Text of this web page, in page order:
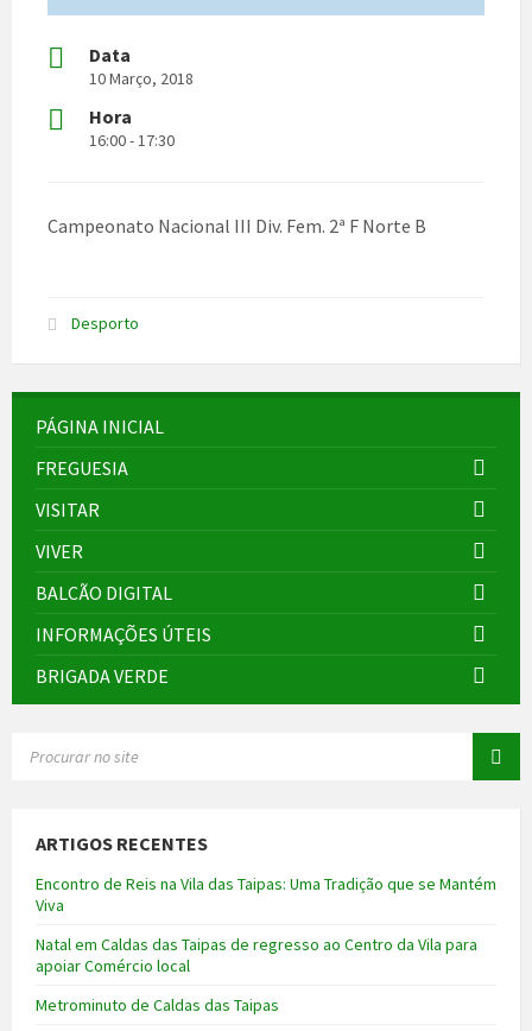
Data
10 Março, 2018
Hora
16:00 - 17:30
Campeonato Nacional III Div. Fem. 2ª F Norte B
Desporto
PÁGINA INICIAL
FREGUESIA
VISITAR
VIVER
BALCÃO DIGITAL
INFORMAÇÕES ÚTEIS
BRIGADA VERDE
ARTIGOS RECENTES
Encontro de Reis na Vila das Taipas: Uma Tradição que se Mantém
Viva
Natal em Caldas das Taipas de regresso ao Centro da Vila para
apoiar Comércio local
Metrominuto de Caldas das Taipas